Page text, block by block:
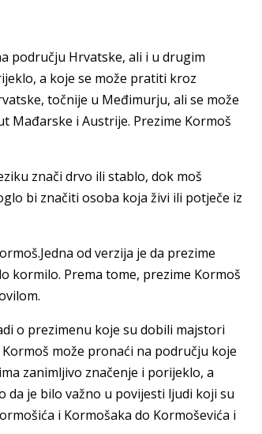
području Hrvatske, ali i u drugim
a koje se može pratiti kroz
točnije u Međimurju, ali se može
Mađarske i Austrije. Prezime Kormoš
znači drvo ili stablo, dok moš
bi značiti osoba koja živi ili potječe iz
od verzija je da prezime
kormilo. Prema tome, prezime Kormoš
o prezimenu koje su dobili majstori
može pronaći na području koje
zanimljivo značenje i porijeklo, a
je bilo važno u povijesti ljudi koji su
i Kormošaka do Kormoševića i